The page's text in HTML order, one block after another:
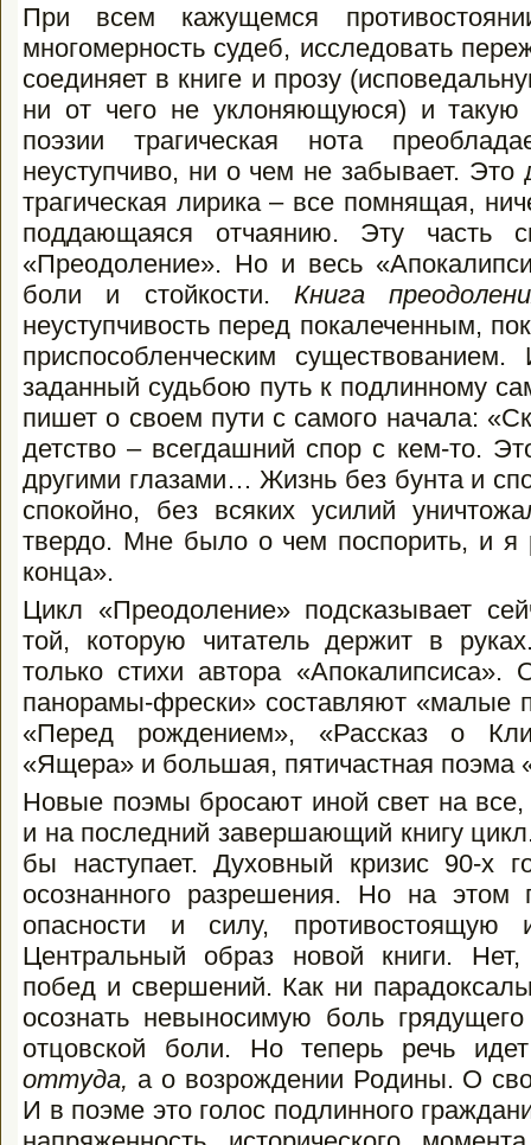
При всем кажущемся
многомерность судеб, исследовать
соединяет в книге и прозу
ни от чего не уклоняющуюся) и
поэзии трагическая нота
неуступчиво, ни о чем не забывает. Это
трагическая лирика – все помнящая,
поддающаяся отчаянию. Эту часть
«Преодоление». Но и весь
боли и стойкости. Книга
неуступчивость перед покалеченным,
приспособленческим
заданный судьбою путь к подлинному
пишет о своем пути с самого начала:
детство – всегдашний спор с кем-то.
другими глазами… Жизнь без бунта и
спокойно, без всяких усилий
твердо. Мне было о чем поспорить, и я
конца».
Цикл «Преодоление» подсказывает
той, которую читатель держит в
только стихи автора «Апокалипсиса».
панорамы-фрески» составляют «малые
«Перед рождением», «Рассказ о
«Ящера» и большая, пятичастная поэма
Новые поэмы бросают иной свет на
и на последний завершающий книгу
бы наступает. Духовный кризис 90-х
осознанного разрешения. Но на этом
опасности и силу,
Центральный образ новой книги.
побед и свершений. Как ни
осознать невыносимую боль
отцовской боли. Но теперь речь
оттуда, а о возрождении Родины. О
И в поэме это голос подлинного